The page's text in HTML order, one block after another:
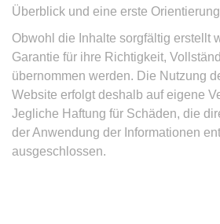
Überblick und eine erste
Obwohl die Inhalte sorgfältig erstellt
Garantie für ihre Richtigkeit,
übernommen werden. Die Nutzung
Website erfolgt deshalb auf eigene
Jegliche Haftung für Schäden, die
der Anwendung der Informationen
ausgeschlossen.